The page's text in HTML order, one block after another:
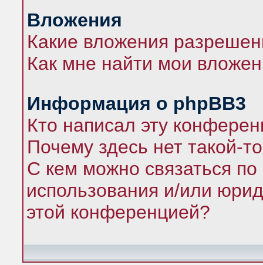
Вложения
Какие вложения
Как мне найти мои
Информация о phpBB3
Кто написал эту
Почему здесь нет такой-
С кем можно связаться по
использования и/или
этой конференцией?